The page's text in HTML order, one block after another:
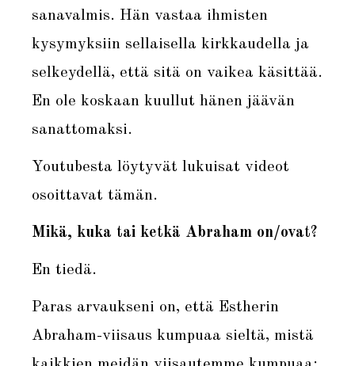
sanavalmis. Hän vastaa ihmisten
kysymyksiin sellaisella kirkkaudella ja
selkeydellä, että sitä on vaikea käsittää.
En ole koskaan kuullut hänen jäävän
sanattomaksi.
Youtubesta löytyvät lukuisat videot
osoittavat tämän.
Mikä, kuka tai ketkä Abraham on/ovat?
En tiedä.
Paras arvaukseni on, että Estherin
Abraham-viisaus kumpuaa sieltä, mistä